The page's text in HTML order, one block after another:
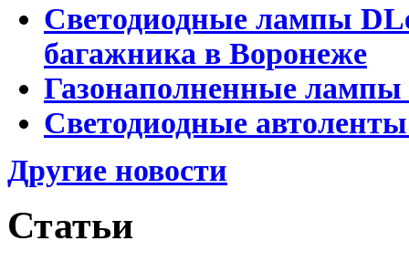
Светодиодные лампы
багажника в Воронеже
Газонаполненные
Светодиодные
Другие новости
Статьи